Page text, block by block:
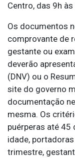
Centro, das 9h às
Os documentos
comprovante de
gestante ou
deverão
(DNV) ou o
site do governo
documentação
mesma. Os
puérperas até 45
idade,
trimestre,